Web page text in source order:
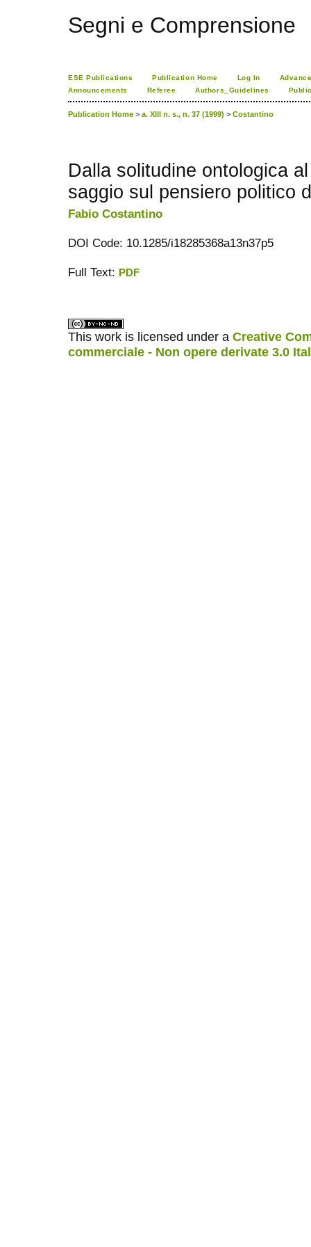
Segni e Comprensione
ESE Publications Publication Home Log In
Announcements
Referee Authors_Guidelines
Publication Home > a. XIII n. s., n. 37 (1999) > Costantino
Dalla solitudine ontologica
saggio sul pensiero politico
Fabio Costantino
DOI Code: 10.1285/i18285368a13n37p5
Full Text: PDF
This work is licensed under a Creative
commerciale - Non opere derivate 3.0